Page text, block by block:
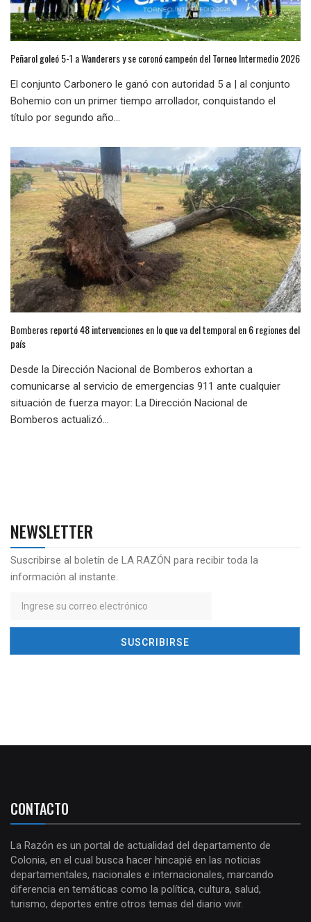
Peñarol goleó 5-1 a Wanderers y se coronó campeón del Torneo Intermedio 2026
El conjunto Carbonero le ganó con autoridad 5 a | al conjunto
Bohemio con un primer tiempo arrollador, conquistando el
título por segundo año...
Bomberos reportó 48 intervenciones en lo que va del temporal en 6 regiones del
país
Desde la Dirección Nacional de Bomberos exhortan a
comunicarse al servicio de emergencias 911 ante cualquier
situación de fuerza mayor: La Dirección Nacional de
Bomberos actualizó...
NEWSLETTER
Suscribirse al boletín de LA RAZÓN para recibir toda la
información al instante.
CONTACTO
La Razón es un portal de actualidad del departamento de
Colonia, en el cual busca hacer hincapié en las noticias
departamentales, nacionales e internacionales, marcando
diferencia en temáticas como la política, cultura, salud,
turismo, deportes entre otros temas del diario vivir.